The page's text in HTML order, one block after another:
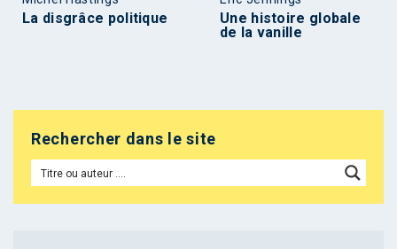
La disgrâce politique
Une histoire globale
de la vanille
Rechercher dans le site